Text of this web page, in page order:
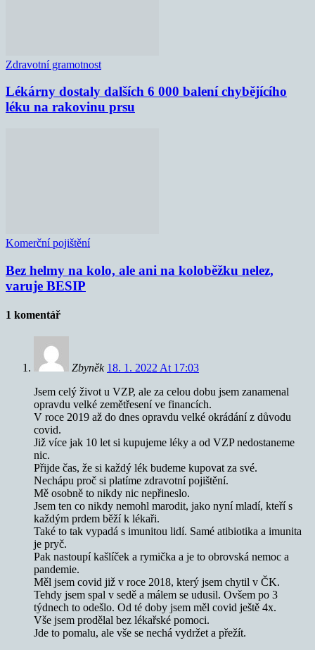
Zdravotní gramotnost
Lékárny dostaly dalších 6 000 balení chybějícího
léku na rakovinu prsu
Komerční pojištění
Bez helmy na kolo, ale ani na koloběžku nelez,
varuje BESIP
1 komentář
Zbyněk 18. 1. 2022 At 17:03
Jsem celý život u VZP, ale za celou dobu jsem zanamenal
opravdu velké zemětřesení ve financích.
V roce 2019 až do dnes opravdu velké okrádání z důvodu
covid.
Již více jak 10 let si kupujeme léky a od VZP nedostaneme
nic.
Přijde čas, že si každý lék budeme kupovat za své.
Nechápu proč si platíme zdravotní pojištění.
Mě osobně to nikdy nic nepřineslo.
Jsem ten co nikdy nemohl marodit, jako nyní mladí, kteří s
každým prdem běží k lékaři.
Také to tak vypadá s imunitou lidí. Samé atibiotika a imunita
je pryč.
Pak nastoupí kašlíček a rymička a je to obrovská nemoc a
pandemie.
Měl jsem covid již v roce 2018, který jsem chytil v ČK.
Tehdy jsem spal v sedě a málem se udusil. Ovšem po 3
týdnech to odešlo. Od té doby jsem měl covid ještě 4x.
Vše jsem prodělal bez lékařské pomoci.
Jde to pomalu, ale vše se nechá vydržet a přežít.